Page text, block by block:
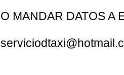
O MANDAR DATOS A